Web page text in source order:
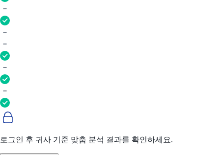
로그인 후 귀사 기준 맞춤 분석 결과를 확인하세요.